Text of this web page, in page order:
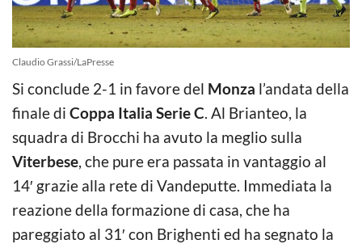
Claudio Grassi/LaPresse
Si conclude 2-1 in favore del Monza l’andata della
finale di Coppa Italia Serie C. Al Brianteo, la
squadra di Brocchi ha avuto la meglio sulla
Viterbese, che pure era passata in vantaggio al
14′ grazie alla rete di Vandeputte. Immediata la
reazione della formazione di casa, che ha
pareggiato al 31′ con Brighenti ed ha segnato la